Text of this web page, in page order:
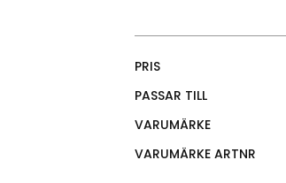
Specifikationer
PRIS
PASSAR TILL
VARUMÄRKE
VARUMÄRKE ARTNR